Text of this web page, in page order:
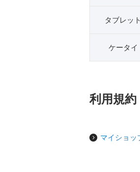
タブレット
ケータイ
利用規約
マイショッ